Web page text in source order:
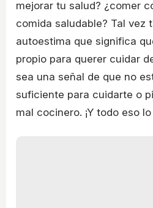
mejorar tu salud? ¿comer
comida saludable? Tal vez
autoestima que significa
propio para querer cuidar
sea una señal de que no
suficiente para cuidarte o
mal cocinero. ¡Y todo eso